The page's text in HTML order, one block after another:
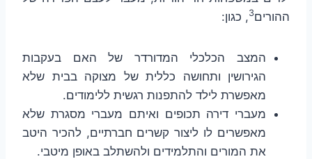
ההורים3, כגון:
המצב הכלכלי המדורדר של האם בעקבות
הגירושין ותחושה כללית של מצוקה בבית שלא
מאפשרת לילד להתפנות רגשית ללימודים.
מעברי דירה תכופים ואיתם מעברי מסגרת שלא
מאפשרים לו ליצור קשרים חברתיים, להכיר היטב
את המורים והתלמידים ולהשתלב באופן מיטבי.